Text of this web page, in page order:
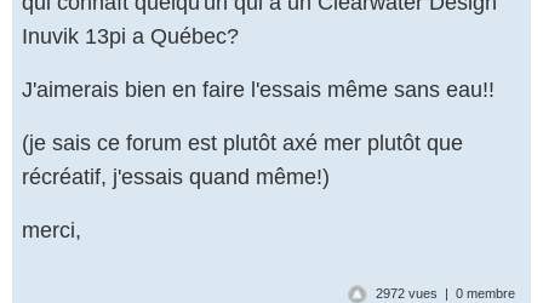
Inuvik 13pi a Québec?
J'aimerais bien en faire l'essais même sans eau!!
(je sais ce forum est plutôt axé mer plutôt que
récréatif, j'essais quand même!)
merci,
2972 vues | 0 membre